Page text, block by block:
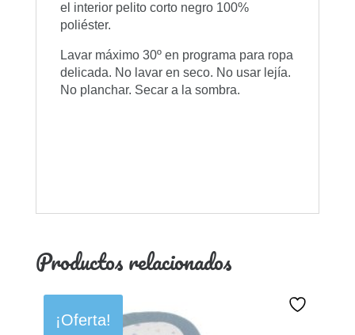
el interior pelito corto negro 100%
poliéster.
Lavar máximo 30º en programa para ropa
delicada. No lavar en seco. No usar lejía.
No planchar. Secar a la sombra.
Productos relacionados
¡Oferta!